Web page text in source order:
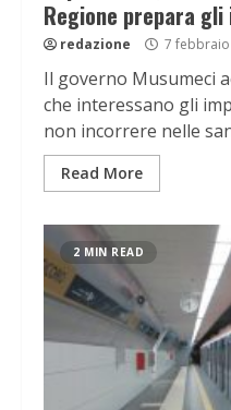
Regione prepara
redazione 7
Il governo Musumeci
che interessano gli
non incorrere nelle
Read More
2 MIN READ